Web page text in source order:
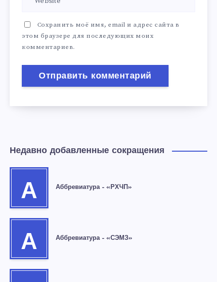
Сохранить моё имя, email и адрес сайта в
этом браузере для последующих моих
комментариев.
Недавно добавленные сокращения
А Аббревиатура – «РХЧП»
А Аббревиатура – «СЭМЗ»